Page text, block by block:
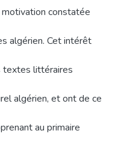
constatée
algérien. Cet intérêt
textes littéraires
algérien, et ont de ce
au primaire